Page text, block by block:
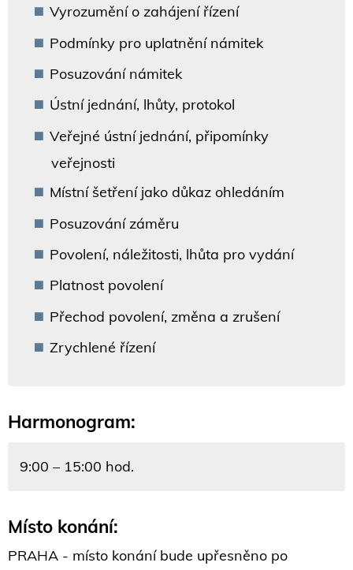
Vyrozumění o zahájení řízení
Podmínky pro uplatnění námitek
Posuzování námitek
Ústní jednání, lhůty, protokol
Veřejné ústní jednání, připomínky
veřejnosti
Místní šetření jako důkaz ohledáním
Posuzování záměru
Povolení, náležitosti, lhůta pro vydání
Platnost povolení
Přechod povolení, změna a zrušení
Zrychlené řízení
Harmonogram:
9:00 – 15:00 hod.
Místo konání:
PRAHA - místo konání bude upřesněno po